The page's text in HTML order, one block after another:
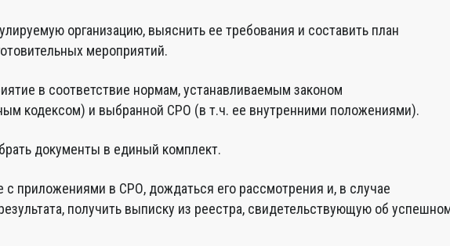
организацию, выяснить ее требования и составить план
мероприятий.
в соответствие нормам, устанавливаемым законом
кодексом) и выбранной СРО (в т.ч. ее внутренними положениями).
документы в единый комплект.
с приложениями в СРО, дождаться его рассмотрения и, в случае
получить выписку из реестра, свидетельствующую об